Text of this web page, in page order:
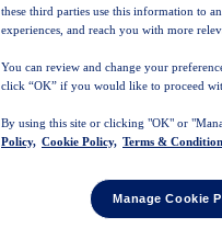
these third parties use this information to
experiences, and reach you with more
You can review and change your
click “OK” if you would like to proceed
By using this site or clicking "OK" or
Policy, Cookie Policy, Terms &
Manage Cookie